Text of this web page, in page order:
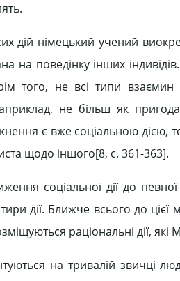
дій німецький учений
на поведінку інших
того, не всі типи
не більш як
є вже соціальною
щодо іншого[8, c. 361-363].
соціальної дії до
дії. Ближче всього до
раціональні дії,
на тривалій звичці